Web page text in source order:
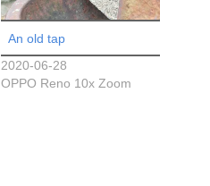
An old tap
2020-06-28
OPPO Reno 10x Zoom